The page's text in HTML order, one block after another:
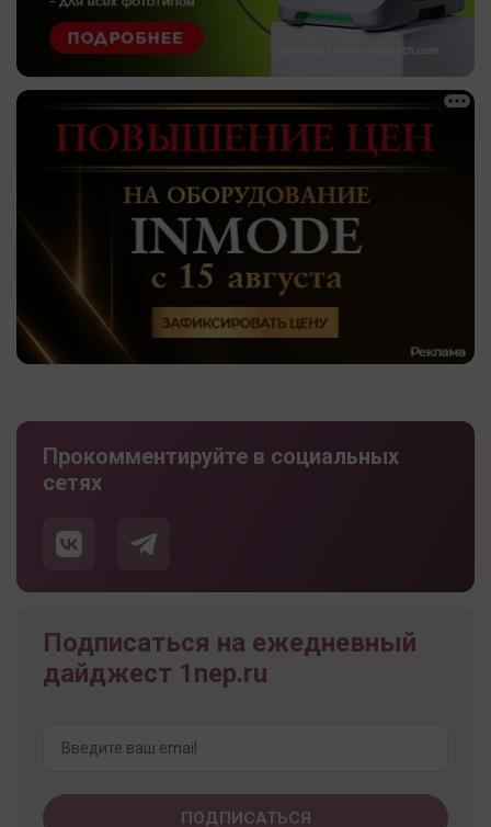
Прокомментируйте в социальных
сетях
Подписаться на ежедневный
дайджест 1nep.ru